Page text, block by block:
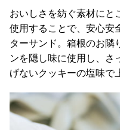
おいしさを紡ぐ素材にと
使用することで、安心安
ターサンド。箱根のお隣
ンを隠し味に使用し、さ
げないクッキーの塩味で